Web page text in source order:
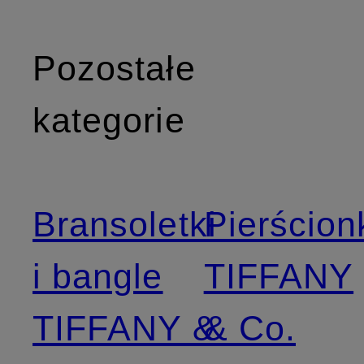
Pozostałe
kategorie
Bransoletki
i bangle
TIFFANY &
TIFFANY
& Co.